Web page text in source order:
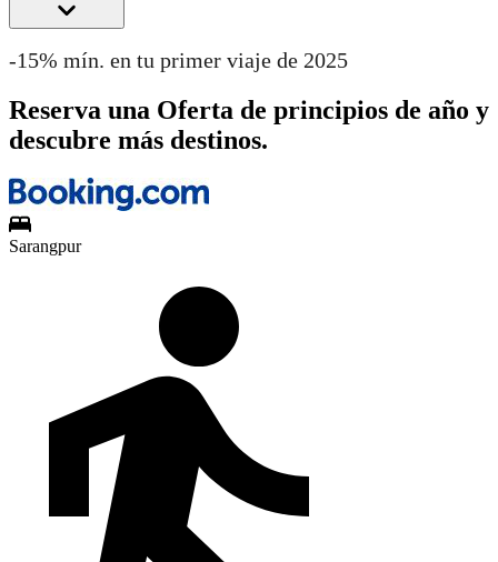
-15% mín. en tu primer viaje de 2025
Reserva una Oferta de principios de año y
descubre más destinos.
Sarangpur